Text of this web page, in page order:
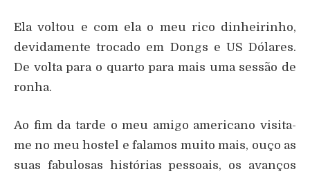
Ela voltou e com ela o meu rico dinheirinho,
devidamente trocado em Dongs e US Dólares.
De volta para o quarto para mais uma sessão de
ronha.
Ao fim da tarde o meu amigo americano visita-
me no meu hostel e falamos muito mais, ouço as
suas fabulosas histórias pessoais, os avanços